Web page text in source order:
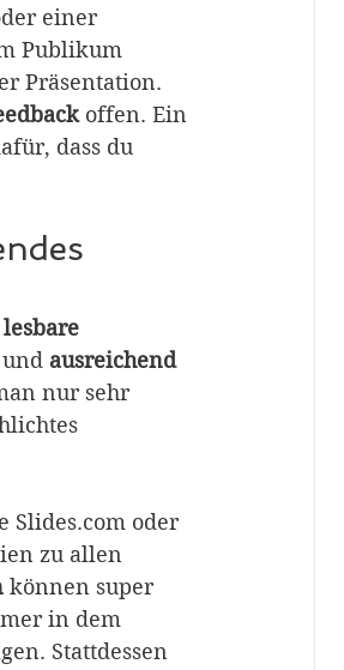
einer
Publikum
Präsentation.
offen. Ein
dass du
ausreichend
nur sehr
Slides.com oder
zu allen
können super
in dem
Stattdessen